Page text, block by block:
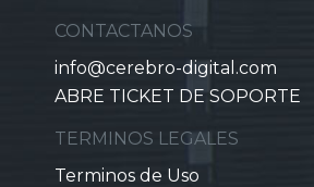
CONTACTANOS
info@cerebro-digital.com
ABRE TICKET DE SOPORTE
TERMINOS LEGALES
Terminos de Uso